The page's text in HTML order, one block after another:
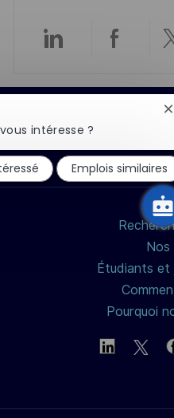
Partager
via
LinkedIn
via
Données
Nos
Étudiants et
Pourquoi
intéresse ?
Emplois similaires